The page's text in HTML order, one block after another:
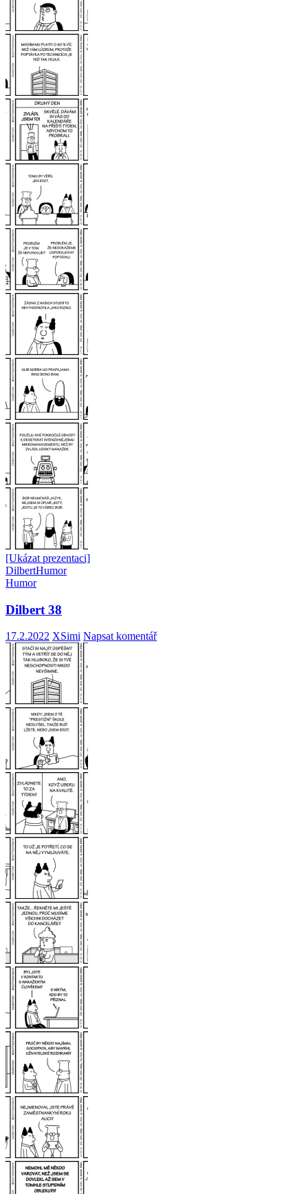
[Ukázat prezentaci]
DilbertHumor
Humor
Dilbert 38
17.2.2022 XSimi Napsat komentář